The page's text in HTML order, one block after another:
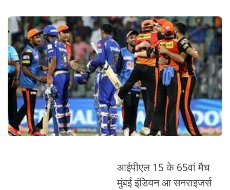
आईपीएल 15 के 65वां मैच
मुंबई इंडियन आ सनराइजर्स